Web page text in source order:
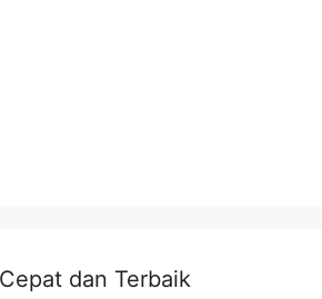
dan Terbaik